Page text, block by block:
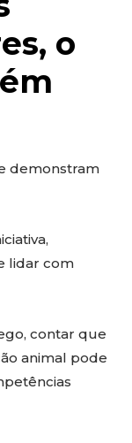
o
demonstram
lidar com
contar que
animal pode